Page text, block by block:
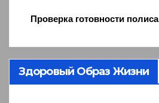
Проверка готовности полиса
Здоровый Образ Жизни